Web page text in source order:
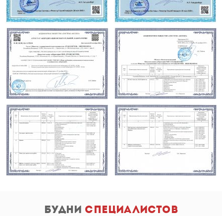
будни специалистов